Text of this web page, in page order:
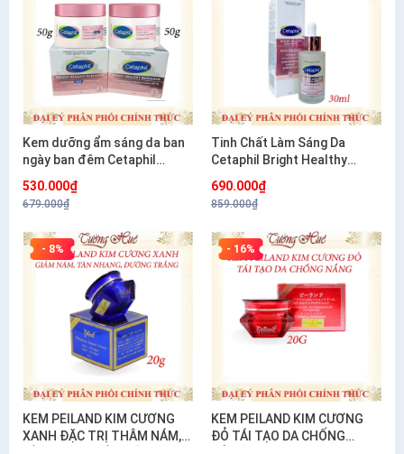
Kem dưỡng ẩm sáng da ban
ngày ban đêm Cetaphil
Brightening- 50g
530.000₫
679.000₫
Tinh Chất Làm Sáng Da
Cetaphil Bright Healthy
30ml
690.000₫
859.000₫
- 8%
KEM PEILAND KIM CƯƠNG
XANH ĐẶC TRỊ THÂM NÁM,
- 16%
KEM PEILAND KIM CƯƠNG
ĐỎ TÁI TẠO DA CHỐNG